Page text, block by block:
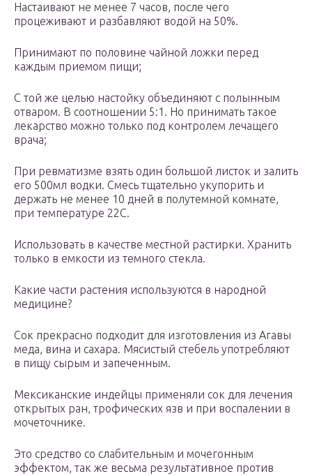
Настаивают не менее 7 часов, после чего
процеживают и разбавляют водой на 50%.
Принимают по половине чайной ложки перед
каждым приемом пищи;
С той же целью настойку объединяют с полынным
отваром. В соотношении 5:1. Но принимать такое
лекарство можно только под контролем лечащего
врача;
При ревматизме взять один большой листок и залить
его 500мл водки. Смесь тщательно укупорить и
держать не менее 10 дней в полутемной комнате,
при температуре 22С.
Использовать в качестве местной растирки. Хранить
только в емкости из темного стекла.
Какие части растения используются в народной
медицине?
Сок прекрасно подходит для изготовления из Агавы
меда, вина и сахара. Мясистый стебель употребляют
в пищу сырым и запеченным.
Мексиканские индейцы применяли сок для лечения
открытых ран, трофических язв и при воспалении в
мочеточнике.
Это средство со слабительным и мочегонным
эффектом, так же весьма результативное против